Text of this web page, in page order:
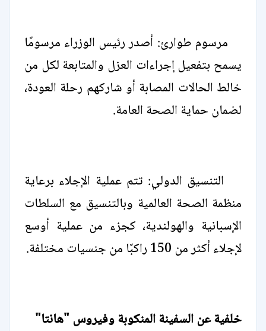
مرسوم طوارئ: أصدر رئيس الوزراء مرسومًا
يسمح بتفعيل إجراءات العزل والمتابعة لكل من
خالط الحالات المصابة أو شاركهم رحلة العودة،
لضمان حماية الصحة العامة.
التنسيق الدولي: تتم عملية الإجلاء برعاية
منظمة الصحة العالمية وبالتنسيق مع السلطات
الإسبانية والهولندية، كجزء من عملية أوسع
لإجلاء أكثر من 150 راكبًا من جنسيات مختلفة.
خلفية عن السفينة المنكوبة وفيروس "هانتا"